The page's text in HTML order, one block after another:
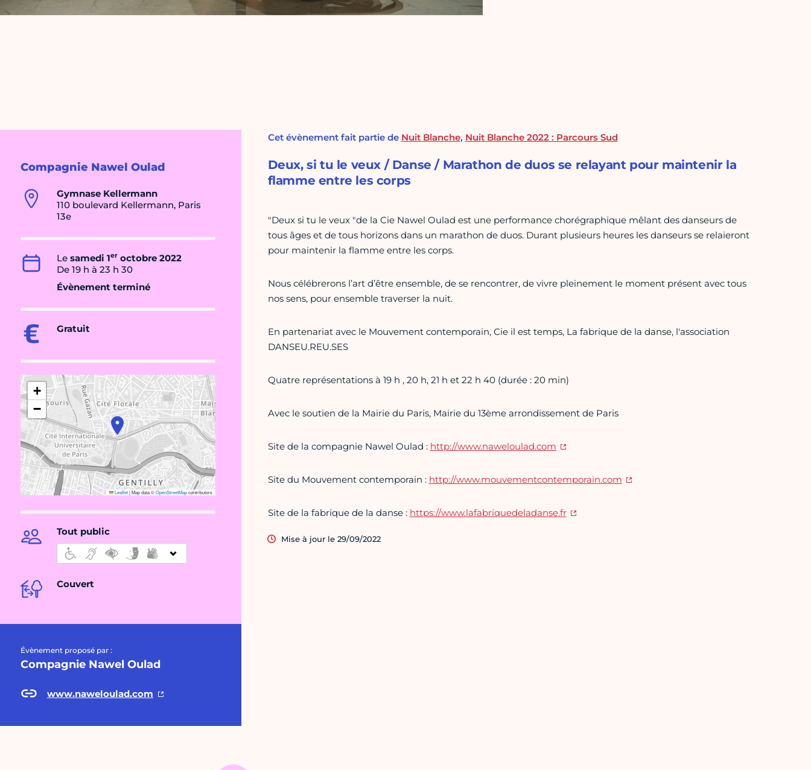
Compagnie Nawel Oulad
Gymnase Kellermann
110 boulevard Kellermann, Paris
13e
Le samedi 1er octobre 2022
De 19 h à 23 h 30
Évènement terminé
Gratuit
+
−
Leaflet|Map data ©OpenStreetMapcontributors
Tout public
Couvert
Évènement proposé par :
Compagnie Nawel Oulad
www.naweloulad.com
Cet évènement fait partie de Nuit Blanche, Nuit Blanche 2022 : Parcours Sud
Deux, si tu le veux / Danse / Marathon de duos se relayant pour maintenir la
flamme entre les corps
"Deux si tu le veux "de la Cie Nawel Oulad est une performance chorégraphique mêlant des danseurs de
tous âges et de tous horizons dans un marathon de duos. Durant plusieurs heures les danseurs se relaieront
pour maintenir la flamme entre les corps.
Nous célébrerons l’art d’être ensemble, de se rencontrer, de vivre pleinement le moment présent avec tous
nos sens, pour ensemble traverser la nuit.
En partenariat avec le Mouvement contemporain, Cie il est temps, La fabrique de la danse, l'association
DANSEU.REU.SES
Quatre représentations à 19 h , 20 h, 21 h et 22 h 40 (durée : 20 min)
Avec le soutien de la Mairie du Paris, Mairie du 13ème arrondissement de Paris
Site de la compagnie Nawel Oulad : http://www.naweloulad.com
Site du Mouvement contemporain : http://www.mouvementcontemporain.com
Site de la fabrique de la danse : https://www.lafabriquedeladanse.fr
Mise à jour le 29/09/2022